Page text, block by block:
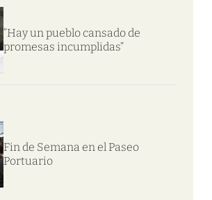
“Hay un pueblo cansado de
promesas incumplidas”
Fin de Semana en el Paseo
Portuario